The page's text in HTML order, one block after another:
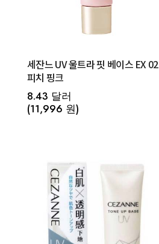
세잔느 UV 울트라 핏 베이스 EX 02
피치 핑크
8.43 달러
(11,996 원)